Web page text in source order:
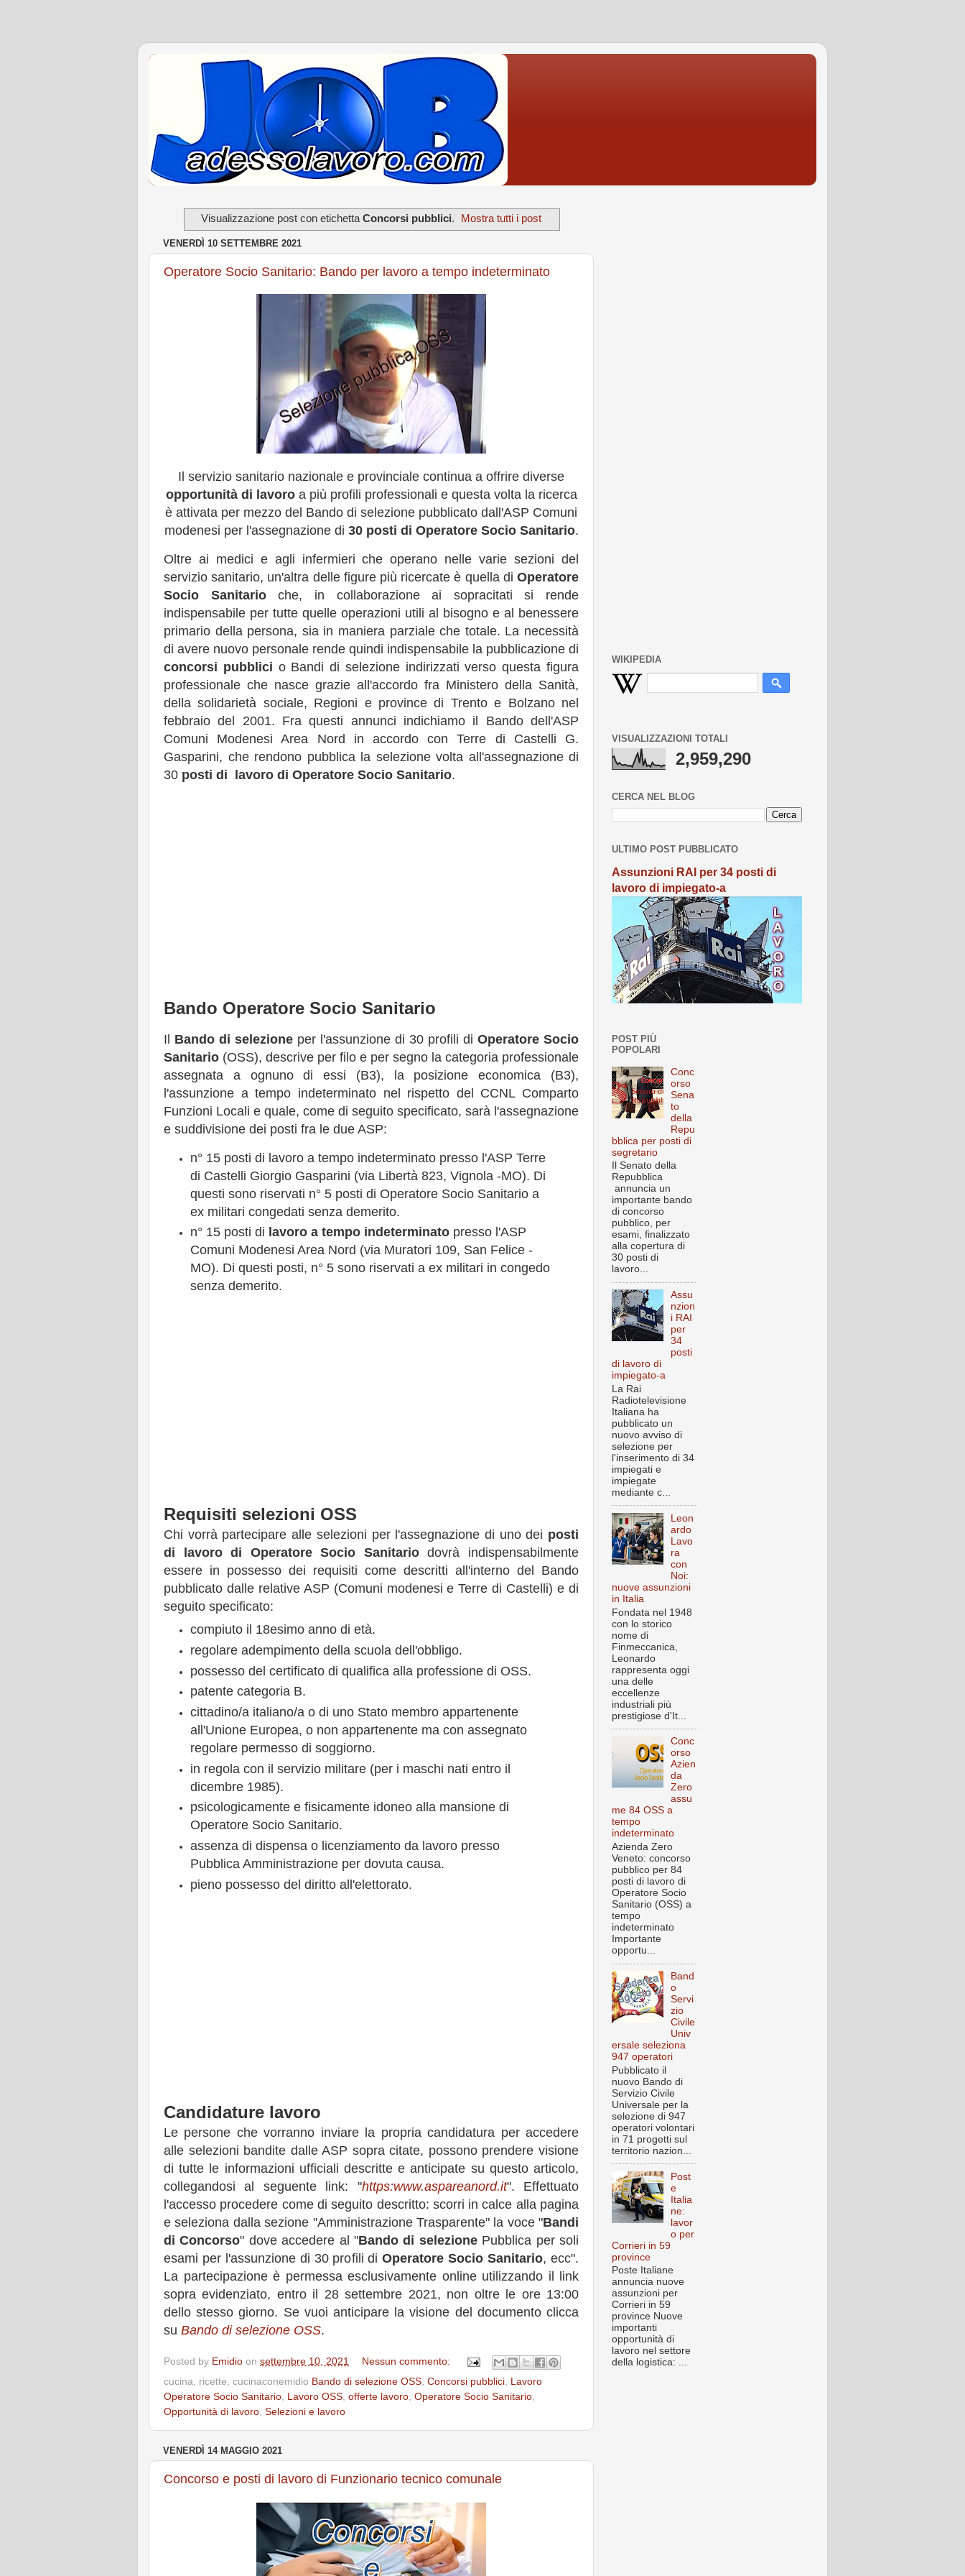
Visualizzazione post con etichettaConcorsi pubblici. Mostra tutti i post
VENERDÌ 10 SETTEMBRE 2021
Operatore Socio Sanitario: Bando per lavoro a tempo indeterminato
Il servizio sanitario nazionale e provinciale continua a offrire diverse
opportunità di lavoroa più profili professionali e questa volta la ricerca
è attivata per mezzo del Bando di selezione pubblicato dall'ASP Comuni
modenesi per l'assegnazione di 30 posti di Operatore Socio Sanitario.
Oltre ai medici e agli infermieri che operano nelle varie sezioni del
servizio sanitario, un'altra delle figure più ricercate è quella di Operatore
Socio Sanitarioche, in collaborazione ai sopracitati si rende
indispensabile per tutte quelle operazioni utili al bisogno e al benessere
primario della persona, sia in maniera parziale che totale. La necessità
di avere nuovo personale rende quindi indispensabile la pubblicazione di
concorsi pubblici o Bandi di selezione indirizzati verso questa figura
professionale che nasce grazie all'accordo fra Ministero della Sanità,
della solidarietà sociale, Regioni e province di Trento e Bolzano nel
febbraio del 2001. Fra questi annunci indichiamo il Bando dell'ASP
Comuni Modenesi Area Nord in accordo con Terre di Castelli G.
Gasparini, che rendono pubblica la selezione volta all'assegnazione di
30 posti di lavoro di Operatore Socio Sanitario.
Bando Operatore Socio Sanitario
Il Bando di selezione per l'assunzione di 30 profili di Operatore Socio
Sanitario (OSS), descrive per filo e per segno la categoria professionale
assegnata a ognuno di essi (B3), la posizione economica (B3),
l'assunzione a tempo indeterminato nel rispetto del CCNL Comparto
Funzioni Locali e quale, come di seguito specificato, sarà l'assegnazione
e suddivisione dei posti fra le due ASP:
n° 15 posti di lavoro a tempo indeterminato presso l'ASP Terre
di Castelli Giorgio Gasparini (via Libertà 823, Vignola -MO). Di
questi sono riservati n° 5 posti di Operatore Socio Sanitario a
ex militari congedati senza demerito.
n° 15 posti di lavoro a tempo indeterminato presso l'ASP
Comuni Modenesi Area Nord (via Muratori 109, San Felice -
MO). Di questi posti, n° 5 sono riservati a ex militari in congedo
senza demerito.
Requisiti selezioni OSS
Chi vorrà partecipare alle selezioni per l'assegnazione di uno dei posti
di lavoro di Operatore Socio Sanitariodovrà indispensabilmente
essere in possesso dei requisiti come descritti all'interno del Bando
pubblicato dalle relative ASP (Comuni modenesi e Terre di Castelli) e di
seguito specificato:
compiuto il 18esimo anno di età.
regolare adempimento della scuola dell'obbligo.
possesso del certificato di qualifica alla professione di OSS.
patente categoria B.
cittadino/a italiano/a o di uno Stato membro appartenente
all'Unione Europea, o non appartenente ma con assegnato
regolare permesso di soggiorno.
in regola con il servizio militare (per i maschi nati entro il
dicembre 1985).
psicologicamente e fisicamente idoneo alla mansione di
Operatore Socio Sanitario.
assenza di dispensa o licenziamento da lavoro presso
Pubblica Amministrazione per dovuta causa.
pieno possesso del diritto all'elettorato.
Candidature lavoro
Le persone che vorranno inviare la propria candidatura per accedere
alle selezioni bandite dalle ASP sopra citate, possono prendere visione
di tutte le informazioni ufficiali descritte e anticipate su questo articolo,
collegandosi al seguente link: "https:www.aspareanord.it". Effettuato
l'accesso procedere come di seguito descritto: scorri in calce alla pagina
e seleziona dalla sezione "Amministrazione Trasparente" la voce "Bandi
di Concorso" dove accedere al "Bando di selezione Pubblica per soli
esami per l'assunzione di 30 profili diOperatore Socio Sanitario, ecc".
La partecipazione è permessa esclusivamente online utilizzando il link
sopra evidenziato, entro il 28 settembre 2021, non oltre le ore 13:00
dello stesso giorno. Se vuoi anticipare la visione del documento clicca
su Bando di selezione OSS.
Posted by Emidio on settembre 10, 2021
Nessun commento:
cucina, ricette, cucinaconemidio Bando di selezione OSS Concorsi pubblici
Lavoro
Operatore Socio Sanitario
Lavoro OSS offerte lavoro Operatore Socio Sanitario
Opportunità di lavoro Selezioni e lavoro
VENERDÌ 14 MAGGIO 2021
Concorso e posti di lavoro di Funzionario tecnico comunale
WIKIPEDIA
VISUALIZZAZIONI TOTALI
2,959,290
CERCA NEL BLOG
ULTIMO POST PUBBLICATO
Assunzioni RAI per 34 posti di
lavoro di impiegato-a
POST PIÙ
POPOLARI
Conc
orso
Sena
to
della
Repu
bblica per posti di
segretario
Il Senato della
Repubblica
annuncia un
importante bando
di concorso
pubblico, per
esami, finalizzato
alla copertura di
30 posti di
lavoro...
Assu
nzion
i RAI
per
34
posti
di lavoro di
impiegato-a
La Rai
Radiotelevisione
Italiana ha
pubblicato un
nuovo avviso di
selezione per
l'inserimento di 34
impiegati e
impiegate
mediante c...
Leon
ardo
Lavo
ra
con
Noi:
nuove assunzioni
in Italia
Fondata nel 1948
con lo storico
nome di
Finmeccanica,
Leonardo
rappresenta oggi
una delle
eccellenze
industriali più
prestigiose d'It...
Conc
orso
Azien
da
Zero
assu
me 84 OSS a
tempo
indeterminato
Azienda Zero
Veneto: concorso
pubblico per 84
posti di lavoro di
Operatore Socio
Sanitario (OSS) a
tempo
indeterminato
Importante
opportu...
Band
o
Servi
zio
Civile
Univ
ersale seleziona
947 operatori
Pubblicato il
nuovo Bando di
Servizio Civile
Universale per la
selezione di 947
operatori volontari
in 71 progetti sul
territorio nazion...
Post
e
Italia
ne:
lavor
o per
Corrieri in 59
province
Poste Italiane
annuncia nuove
assunzioni per
Corrieri in 59
province Nuove
importanti
opportunità di
lavoro nel settore
della logistica: ...